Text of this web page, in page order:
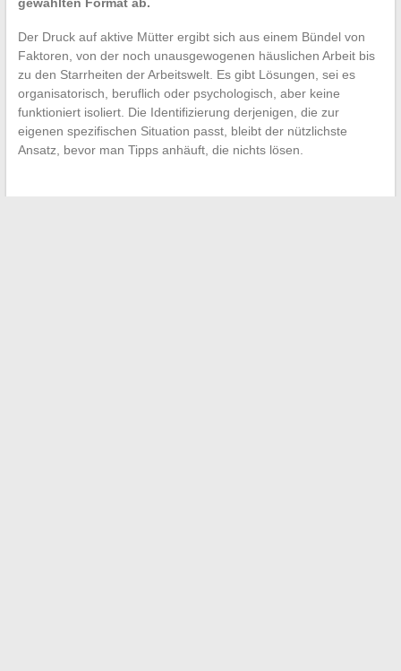
Der Druck auf aktive Mütter ergibt sich aus einem Bündel von
Faktoren, von der noch unausgewogenen häuslichen Arbeit bis
zu den Starrheiten der Arbeitswelt. Es gibt Lösungen, sei es
organisatorisch, beruflich oder psychologisch, aber keine
funktioniert isoliert. Die Identifizierung derjenigen, die zur
eigenen spezifischen Situation passt, bleibt der nützlichste
Ansatz, bevor man Tipps anhäuft, die nichts lösen.